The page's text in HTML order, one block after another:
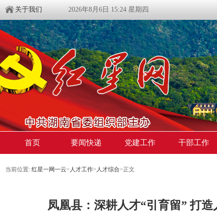
关于我们 2026年8月6日 15:24 星期四
首页 要闻快递 党建工作 干部工作
当前位置: 红星一网一云> 人才工作> 人才综合>正文
凤凰县：深耕人才“引育留” 打造